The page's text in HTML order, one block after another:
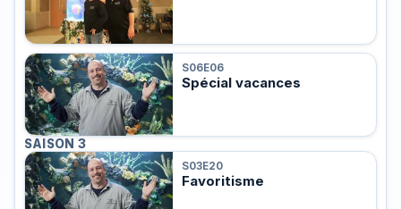
S06E06
Spécial vacances
SAISON 3
S03E20
Favoritisme